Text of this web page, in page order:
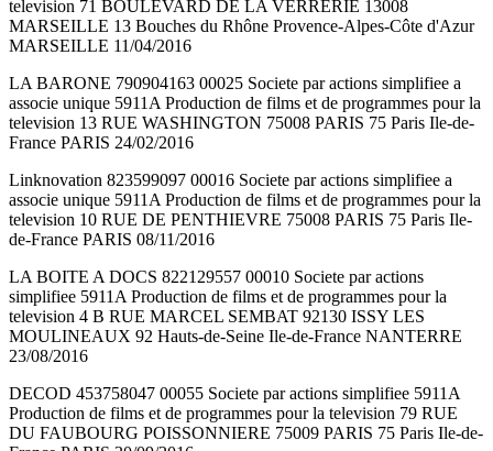
television 71 BOULEVARD DE LA VERRERIE 13008
MARSEILLE 13 Bouches du Rhône Provence-Alpes-Côte d'Azur
MARSEILLE 11/04/2016
LA BARONE 790904163 00025 Societe par actions simplifiee a
associe unique 5911A Production de films et de programmes pour la
television 13 RUE WASHINGTON 75008 PARIS 75 Paris Ile-de-
France PARIS 24/02/2016
Linknovation 823599097 00016 Societe par actions simplifiee a
associe unique 5911A Production de films et de programmes pour la
television 10 RUE DE PENTHIEVRE 75008 PARIS 75 Paris Ile-
de-France PARIS 08/11/2016
LA BOITE A DOCS 822129557 00010 Societe par actions
simplifiee 5911A Production de films et de programmes pour la
television 4 B RUE MARCEL SEMBAT 92130 ISSY LES
MOULINEAUX 92 Hauts-de-Seine Ile-de-France NANTERRE
23/08/2016
DECOD 453758047 00055 Societe par actions simplifiee 5911A
Production de films et de programmes pour la television 79 RUE
DU FAUBOURG POISSONNIERE 75009 PARIS 75 Paris Ile-de-